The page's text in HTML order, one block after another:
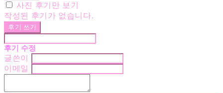
사진 후기만 보기
작성된 후기가 없습니다.
후기 쓰기
후기 수정
글쓴이
이메일